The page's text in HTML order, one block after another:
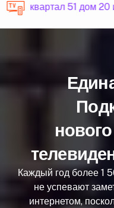
квартал 51 дом 20
Каждый год более 1
не успевают
интернетом,